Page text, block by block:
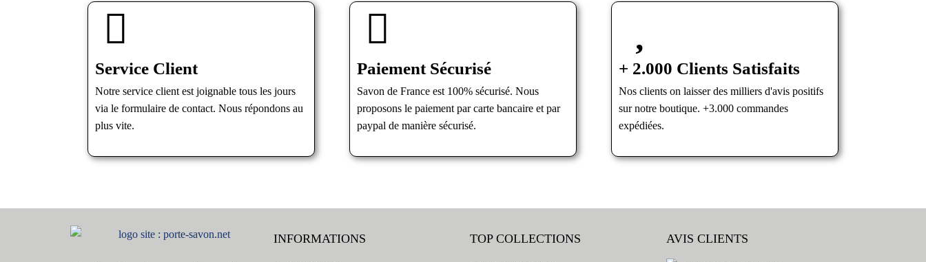
Service Client
Notre service client est joignable tous les jours
via le formulaire de contact. Nous répondons au
plus vite.
Paiement Sécurisé
Savon de France est 100% sécurisé. Nous
proposons le paiement par carte bancaire et par
paypal de manière sécurisé.
+ 2.000 Clients Satisfaits
Nos clients on laisser des milliers d'avis positifs
sur notre boutique. +3.000 commandes
expédiées.
INFORMATIONS TOP COLLECTIONS AVIS CLIENTS